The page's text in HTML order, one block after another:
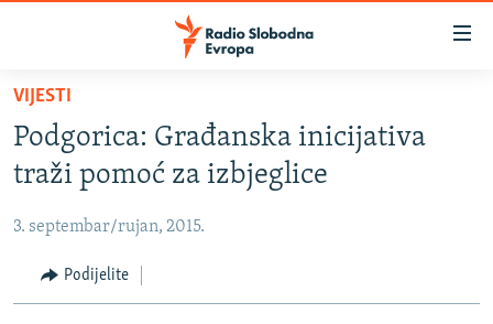
Pređite
glavni
sadržaj
na
navigaciju
Pređite
VIJESTI
BOSNA I HERCEGOVINA
KOSOVO
CRNA GORA
VIJESTI
Podgorica: Građanska inicijativa
traži pomoć za izbjeglice
3. septembar/rujan, 2015.
Podijelite